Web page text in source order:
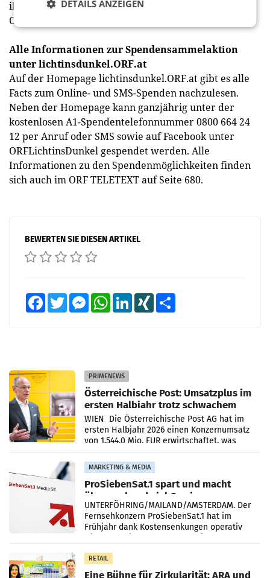
ihre ,Weihnachtsgedanken‘ mitteilen. Das gesamte
ORF-Radio-Wien-Team sagt Danke.“
Alle Informationen zur Spendensammelaktion
unter lichtinsdunkel.ORF.at
Auf der Homepage lichtinsdunkel.ORF.at gibt es alle
Facts zum Online- und SMS-Spenden nachzulesen.
Neben der Homepage kann ganzjährig unter der
kostenlosen A1-Spendentelefonnummer 0800 664 24
12 per Anruf oder SMS sowie auf Facebook unter
ORFLichtinsDunkel gespendet werden. Alle
Informationen zu den Spendenmöglichkeiten finden
sich auch im ORF TELETEXT auf Seite 680.
BEWERTEN SIE DIESEN ARTIKEL
FacebookTwitter MessengerWhatsAppLinkedInXING
PRIMENEWS
Österreichische Post: Umsatzplus im
ersten Halbjahr trotz schwachem
Briefgeschäft
WIEN Die Österreichische Post AG hat im
ersten Halbjahr 2026 einen Konzernumsatz
von 1.544,0 Mio. EUR erwirtschaftet, was
einem Plus von 3,8 Prozent gegenüber dem
Vergleichszeitraum
MARKETING & MEDIA
ProSiebenSat.1 spart und macht
überraschend viel Gewinn
UNTERFÖHRING/MAILAND/AMSTERDAM. Der
Fernsehkonzern ProSiebenSat.1 hat im
Frühjahr dank Kostensenkungen operativ
RETAIL
Eine Bühne für Zirkularität: ARA und
DETAILS ANZEIGEN